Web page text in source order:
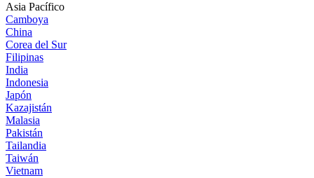
Asia Pacífico
Camboya
China
Corea del Sur
Filipinas
India
Indonesia
Japón
Kazajistán
Malasia
Pakistán
Tailandia
Taiwán
Vietnam